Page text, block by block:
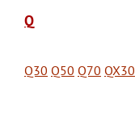
Q
Q30 Q50 Q70 QX30